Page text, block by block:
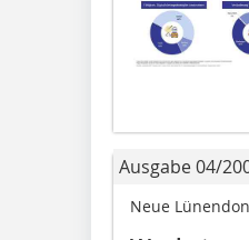
Ausgabe 04/
Neue